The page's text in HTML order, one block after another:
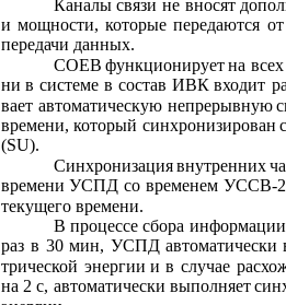
Каналы связи не вносят
и мощности, которые передаются от
передачи данных.
СОЕВ функционируетна всех
ни в системе в состав ИВК входит
вает автоматическую непрерывную
времени, который синхронизирован с
(SU).
Синхронизациявнутренних
времени УСПД со временем УССВ-2
текущего времени.
В процессе сбора информации
раз в 30 мин, УСПД автоматически
трической энергии и в случае
на 2 с, автоматически выполняет